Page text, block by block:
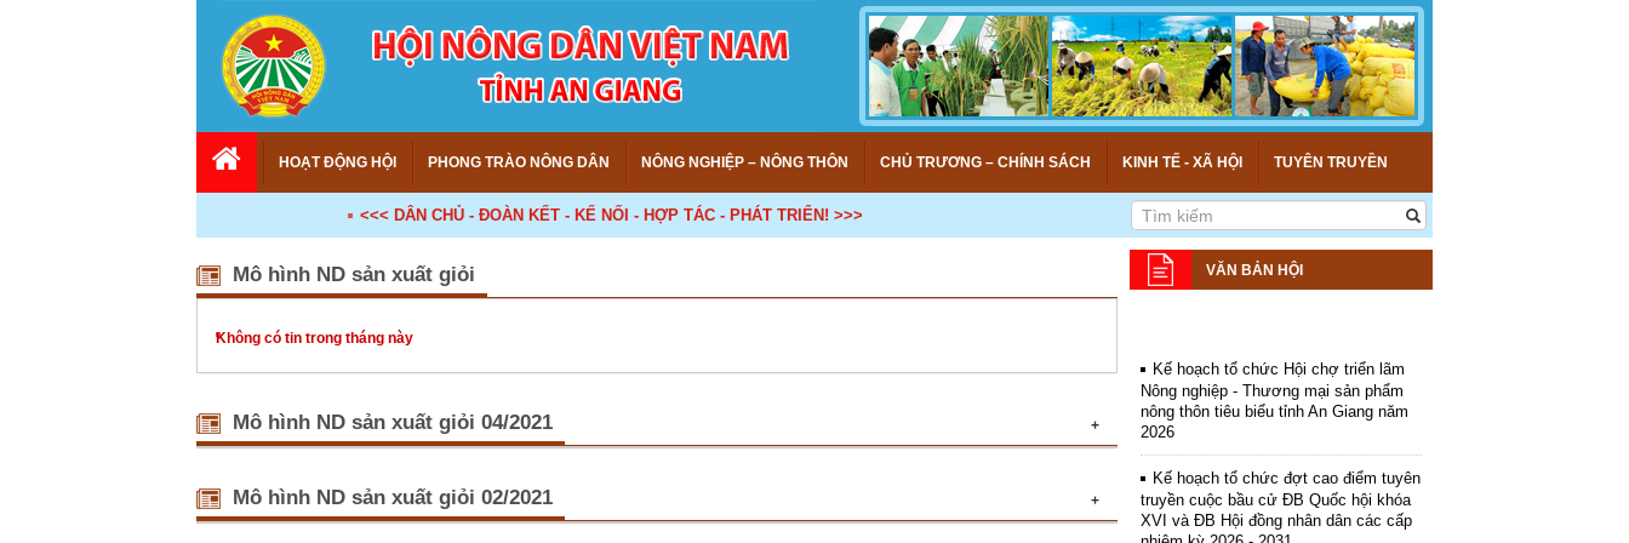
HOẠT ĐỘNG HỘI PHONG TRÀO NÔNG DÂN NÔNG NGHIỆP – NÔNG THÔN CHỦ TRƯƠNG – CHÍNH SÁCH KINH TẾ - XÃ HỘI TUYÊN TRUYỀN
<<< DÂN CHỦ - ĐOÀN KẾT - KẾ NỐI - HỢP TÁC - PHÁT TRIỂN! >>>
Mô hình ND sản xuất giỏi
Không có tin trong tháng này
+
Mô hình ND sản xuất giỏi 04/2021
Nhằm tăng cường quảng bá, thương hiệu nông sản hàng hóa của nông dân trong tỉnh, đặc biệt
là những nông sản đã xây dựng thương hiệu, chứng nhận an toàn vệ sinh thực phẩm để giới
+
Mô hình ND sản xuất giỏi 02/2021
VĂN BẢN HỘI
Nông nghiệp - Thương mại sản phẩm
nông thôn tiêu biểu tỉnh An Giang năm
2026
truyền cuộc bầu cử ĐB Quốc hội khóa
XVI và ĐB Hội đồng nhân dân các cấp
nhiệm kỳ 2026 - 2031